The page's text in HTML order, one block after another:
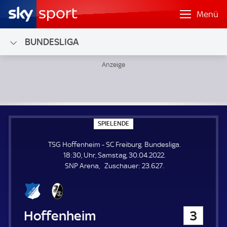
Menü
BUNDESLIGA
SPIELENDE
P
E
L
E
N
TSG Hoffenheim - SC Freiburg. Bundesliga.
18:30, Uhr, Samstag, 30.04.2022.
SNP Arena
Zuschauer: Z
23.627.
TSG Hoffenheim 3